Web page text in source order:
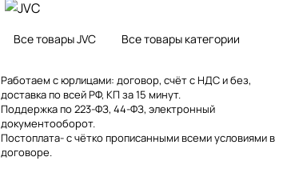
Все товары JVC Все товары категории
Работаем с юрлицами: договор, счёт с НДС и без,
доставка по всей РФ, КП за 15 минут.
Поддержка по 223-ФЗ, 44-ФЗ, электронный
документооборот.
Постоплата- с чётко прописанными всеми условиями в
договоре.